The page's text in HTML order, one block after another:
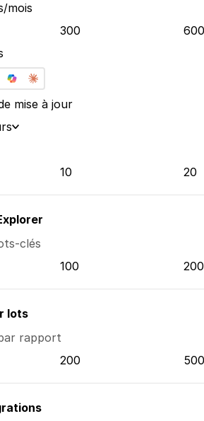
mois
300
600
mise à jour
10 20
clés
100 200
lots
rapport
200
500